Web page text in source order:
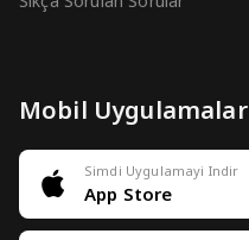
Mobil Uygulamalar
Simdi Uygulamayi Indir
App Store